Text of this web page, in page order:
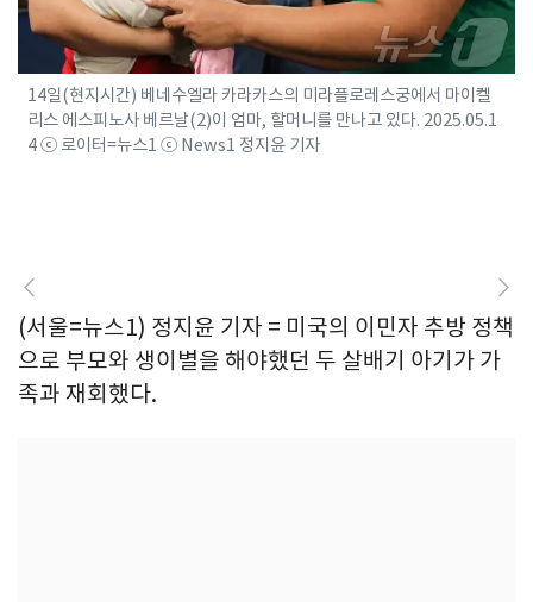
14일(현지시간) 베네수엘라 카라카스의 미라플로레스궁에서 마이켈
리스 에스피노사 베르날(2)이 엄마, 할머니를 만나고 있다. 2025.05.1
4 ⓒ 로이터=뉴스1 ⓒ News1 정지윤 기자
(서울=뉴스1) 정지윤 기자 = 미국의 이민자 추방 정책
으로 부모와 생이별을 해야했던 두 살배기 아기가 가
족과 재회했다.